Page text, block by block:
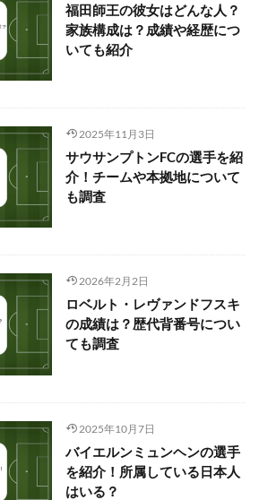
福田師王の彼女はどんな人？
家族構成は？成績や経歴につ
いても紹介
2025年11月3日
サウサンプトンFCの選手を紹
介！チームや本拠地について
も調査
2026年2月2日
ロベルト・レヴァンドフスキ
の成績は？歴代背番号につい
ても調査
2025年10月7日
バイエルンミュンヘンの選手
を紹介！所属している日本人
はいる？